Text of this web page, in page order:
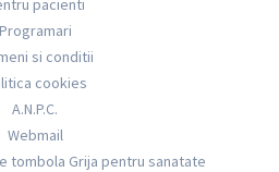
pacienti
Programari
si conditii
cookies
A.N.P.C.
Webmail
tombola Grija pentru sanatate